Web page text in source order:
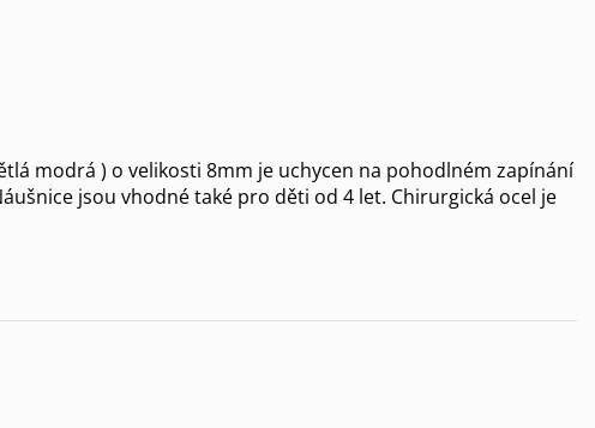
modrá ) o velikosti 8mm je uchycen na pohodlném zapínání
jsou vhodné také pro děti od 4 let. Chirurgická ocel je